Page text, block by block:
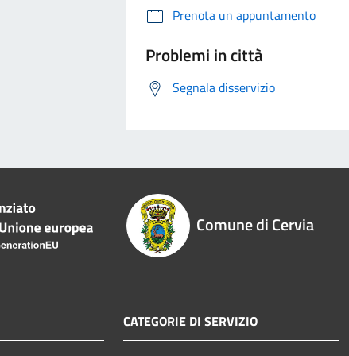
Prenota un appuntamento
Problemi in città
Segnala disservizio
Comune di Cervia
CATEGORIE DI SERVIZIO